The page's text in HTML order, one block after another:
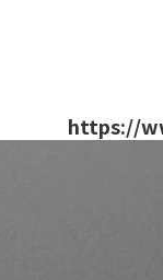
https://